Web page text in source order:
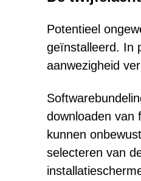
Potentieel
geïnstalleerd. In
aanwezigheid
downloaden van
kunnen
selecteren van